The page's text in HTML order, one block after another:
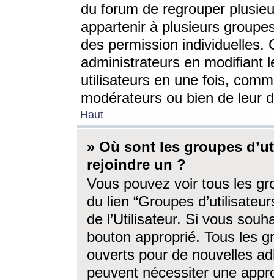
du forum de regrouper
appartenir à plusieurs
des permission individuelles.
administrateurs en modifiant
utilisateurs en une fois,
modérateurs ou bien de leur
Haut
» Où sont les groupes
rejoindre un ?
Vous pouvez voir tous les
du lien “Groupes
de l’Utilisateur. Si vous
bouton approprié. Tous les
ouverts pour de nouvelles
peuvent nécessiter une